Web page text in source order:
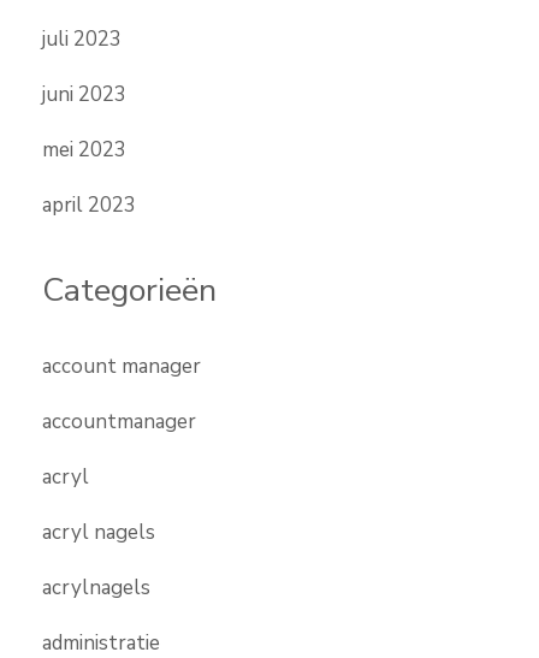
juli 2023
juni 2023
mei 2023
april 2023
Categorieën
account manager
accountmanager
acryl
acryl nagels
acrylnagels
administratie